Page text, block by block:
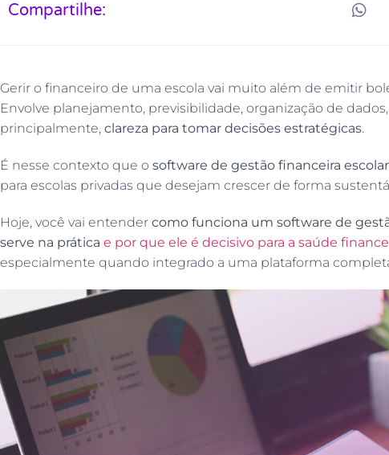
Compartilhe:
Gerir o financeiro de uma escola vai muito além de emitir
Envolve planejamento, previsibilidade, organização de
principalmente, clareza para tomar decisões estratégicas.
É nesse contexto que o software de gestão financeira escolar
para escolas privadas que desejam crescer de forma
Hoje, você vai entender como funciona um software de
serve na prática e por que ele é decisivo para a saúde
especialmente quando integrado a uma plataforma